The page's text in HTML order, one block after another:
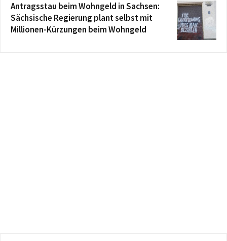
Antragsstau beim Wohngeld in Sachsen:
Sächsische Regierung plant selbst mit
Millionen-Kürzungen beim Wohngeld